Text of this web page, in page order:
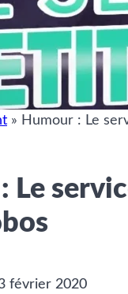
» Humour : Le
Le
février 2020